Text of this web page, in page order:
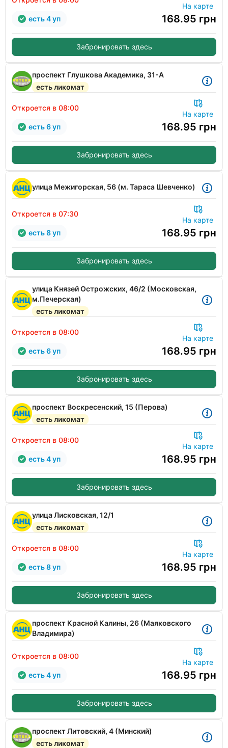
На карте
168.95 грн
есть 4 уп
Забронировать здесь
проспект Глушкова Академика, 31-А
есть ликомат
Откроется в 08:00
На карте
168.95 грн
есть 6 уп
Забронировать здесь
улица Межигорская, 56 (м. Тараса Шевченко)
Откроется в 07:30
На карте
168.95 грн
есть 8 уп
Забронировать здесь
улица Князей Острожских, 46/2 (Московская,
м.Печерская)
есть ликомат
Откроется в 08:00
На карте
168.95 грн
есть 6 уп
Забронировать здесь
проспект Воскресенский, 15 (Перова)
есть ликомат
Откроется в 08:00
На карте
168.95 грн
есть 4 уп
Забронировать здесь
улица Лисковская, 12/1
есть ликомат
Откроется в 08:00
На карте
168.95 грн
есть 8 уп
Забронировать здесь
проспект Красной Калины, 26 (Маяковского
Владимира)
Откроется в 08:00
На карте
168.95 грн
есть 4 уп
Забронировать здесь
проспект Литовский, 4 (Минский)
есть ликомат